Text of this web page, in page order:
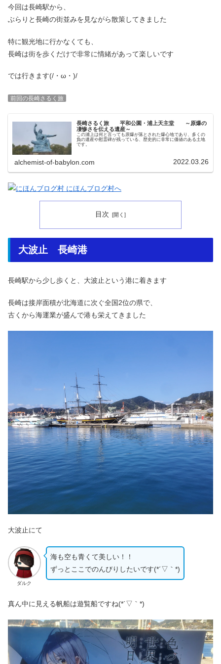
今回は長崎駅から、
ぶらりと長崎の街並みを見ながら散策してきました
特に観光地に行かなくても、
長崎は街を歩くだけで非常に情緒があって楽しいです
では行きます(/・ω・)/
前回の長崎さるく旅
長崎さるく旅 平和公園・浦上天主堂 ～原爆の
凄惨さを伝える遺産～
この浦上は何と言っても原爆が落とされた爆心地であり、多くの
負の遺産や慰霊碑が残っている、歴史的に非常に価値のある土地
です。
alchemist-of-babylon.com 2022.03.26
目次
大波止 長崎港
長崎駅から少し歩くと、大波止という港に着きます
長崎は接岸面積が北海道に次ぐ全国2位の県で、
古くから海運業が盛んで港も栄えてきました
大波止にて
ダルク
海も空も青くて美しい！！
ずっとここでのんびりしたいです(*´▽｀*)
真ん中に見える帆船は遊覧船ですね(*´▽｀*)